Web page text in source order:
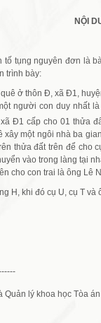
NỘI
tụng nguyên đơn là
trình bày:
ở thôn Đ, xã Đ1,
người con duy nhất
Đ1 cấp cho 01 thửa
xây một ngôi nhà ba
thửa đất trên để cho
vào trong làng tại
cho con trai là ông Lê
H, khi đó cụ U, cụ T
Quản lý khoa học Tòa